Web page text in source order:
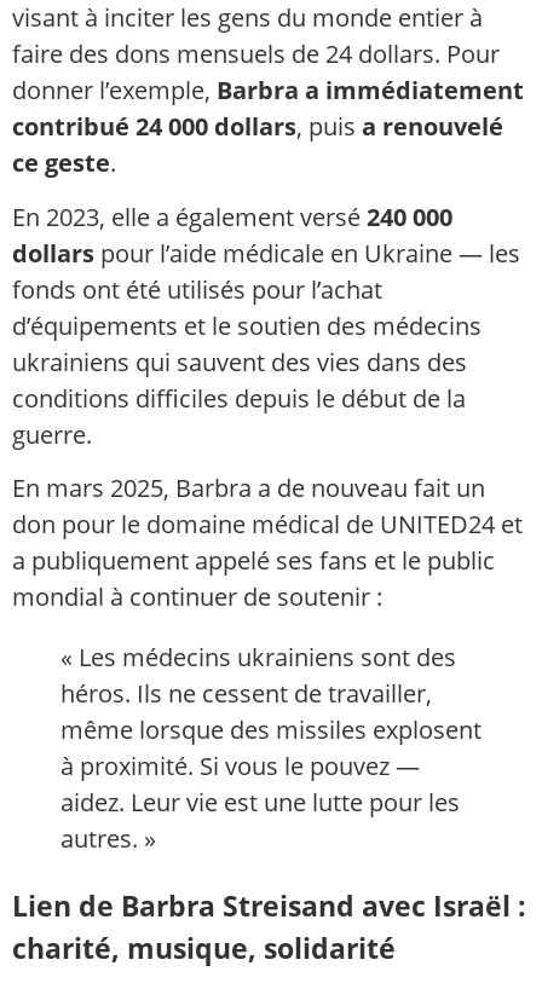
visant à inciter les gens du monde entier à
faire des dons mensuels de 24 dollars. Pour
donner l’exemple, Barbra a immédiatement
contribué 24 000 dollars, puis a renouvelé
ce geste.
En 2023, elle a également versé240 000
dollars pour l’aide médicale en Ukraine — les
fonds ont été utilisés pour l’achat
d’équipements et le soutien des médecins
ukrainiens qui sauvent des vies dans des
conditions difficiles depuis le début de la
guerre.
En mars 2025, Barbra a de nouveau fait un
don pour le domaine médical de UNITED24 et
a publiquement appelé ses fans et le public
mondial à continuer de soutenir :
« Les médecins ukrainiens sont des
héros. Ils ne cessent de travailler,
même lorsque des missiles explosent
à proximité. Si vous le pouvez —
aidez. Leur vie est une lutte pour les
autres. »
Lien de Barbra Streisand avec Israël :
charité, musique, solidarité